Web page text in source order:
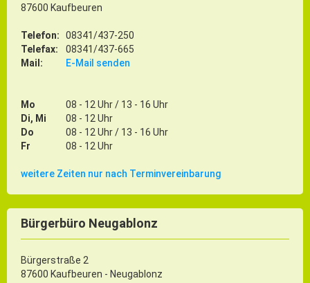
87600 Kaufbeuren
Telefon:
08341/437-250
Telefax:
08341/437-665
Mail:
E-Mail senden
Mo
08 - 12 Uhr / 13 - 16 Uhr
Di, Mi
08 - 12 Uhr
Do
08 - 12 Uhr / 13 - 16 Uhr
Fr
08 - 12 Uhr
weitere Zeiten nur nach Terminvereinbarung
Bürgerbüro Neugablonz
Bürgerstraße 2
87600 Kaufbeuren - Neugablonz